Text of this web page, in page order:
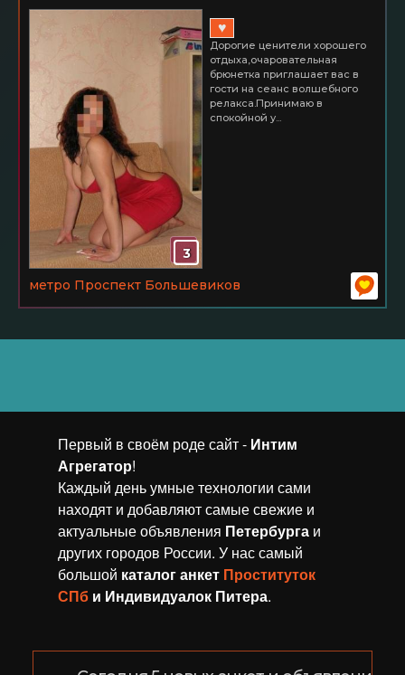
3
♥
Дорогие ценители хорошего
отдыха,очаровательная
брюнетка приглашает вас в
гости на сеанс волшебного
релакса.Принимаю в
спокойной у...
метро Проспект Большевиков
Первый в своём роде сайт - Интим
Агрегaтор!
Каждый день умные технологии сами
находят и добавляют самые свежие и
актуальные объявления Петербурга и
других городов России. У нас самый
большой каталог анкет Проституток
СПб и Индивидуалок Питера.